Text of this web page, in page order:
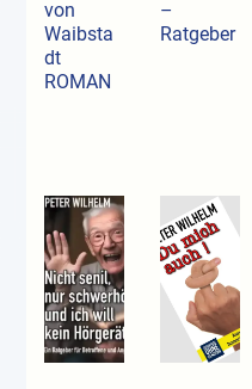
von
Waibsta
dt
ROMAN
–
Ratgeber